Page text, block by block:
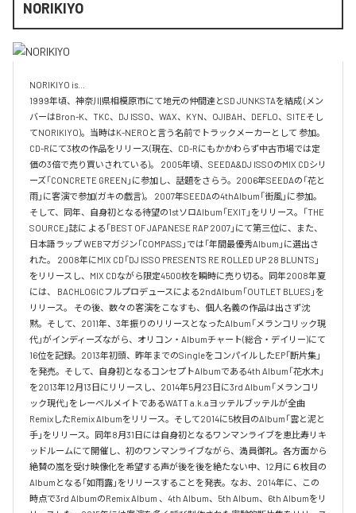
NORIKIYO
NORIKIYO is...
1999年頃、神奈川県相模原市にて地元の仲間達とSD JUNKSTAを結成 (メン
バーはBron-K、TKC、DJ ISSO、WAX、KYN、OJIBAH、DEFLO、SITEそし
てNORIKIYO)。当時はK-NEROと言う名前でトラックメーカーとして 参加。
CD-Rにて3枚の作品をリリース(現在、CD-Rにもかかわらず中古市場では定
価の3倍で売り買いされている)。 2005年頃、SEEDA&DJ ISSOのMIX CDシリ
ーズ「CONCRETE GREEN」に参加し、話題をさらう。2006年SEEDAの「花と
雨」に客演で参加(ガキの戯言)。 2007年SEEDAの4thAlbum「街風」に参加。
そして、同年、自身初となる待望の1stソロAlbum「EXIT」をリリース。「THE
SOURCE」誌に よる「BEST OF JAPANESE RAP 2007」にて第三位に、また、
日本語ラップ WEBマガジン「COMPASS」では「年間最優秀Album」に選出さ
れた。 2008年にMIX CD「DJ ISSO PRESENTS RE ROLLED UP 28 BLUNTS」
をリリースし、MIX CDながら限定4500枚を瞬時に売り切る。同年2008年夏
には、 BACHLOGICフルプロデュースによる2ndAlbum「OUTLET BLUES」を
リリース。 その後、数々の客演をこなすも、個人名義の作品は出さず沈
黙。そして、2011年、3年振りのリリースとなったAlbum「メランコリック現
代」がインディーズながら、オリコン・Albumチャート(総合・デイリー)にて
16位を記録。2013年初頭、昨年までのSingleをコンパイルしたEP「断片集」
を発売。そして、自身初となるコンセプトAlbumである4th Album「花水木」
を2013年12月13日にリリースし、2014年5月23日に3rd Album「メランコリ
ック現代」をレーベルメイトであるWATT a.k.aヨッテルブッテルが全曲
RemixしたRemix Albumをリリース。そして2014に5枚目のAlbum「雲と泥と
手」をリリース。同年8月31日には自身初となるワンマンライブを恵比寿リキ
ッドルームにて開催し、初のワンマンライブながら、満員御礼。各方面から
絶賛の嵐を受け映像化を希望する声が後を後を絶たない中、12月に６枚目の
Albumとなる「如雨露」をリリースすることを発表。なお、2014年に、この
時点で3rd AlbumのRemix Album 、4th Album、5th Album、6th Albumをリ